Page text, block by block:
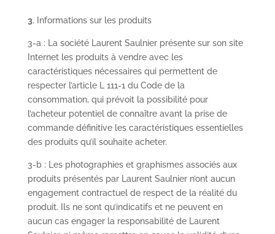
3. Informations sur les produits
3-a : La société Laurent Saulnier présente sur son site
Internet les produits à vendre avec les
caractéristiques nécessaires qui permettent de
respecter l’article L 111-1 du Code de la
consommation, qui prévoit la possibilité pour
l’acheteur potentiel de connaître avant la prise de
commande définitive les caractéristiques essentielles
des produits qu’il souhaite acheter.
3-b : Les photographies et graphismes associés aux
produits présentés par Laurent Saulnier n’ont aucun
engagement contractuel de respect de la réalité du
produit. Ils ne sont qu’indicatifs et ne peuvent en
aucun cas engager la responsabilité de Laurent